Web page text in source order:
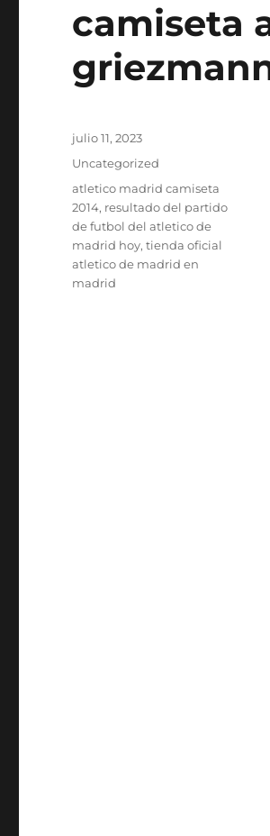
camiseta
Publicado
julio 11, 2023
Categorías
Uncategorized
Etiquetas
atletico madrid camiseta
2014, resultado del partido
de futbol del atletico de
madrid hoy,tienda oficial
atletico de madrid en
madrid